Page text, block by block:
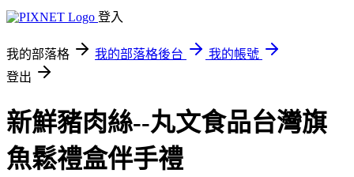
登入
我的部落格 我的部落格後台
我的帳號
登出
新鮮豬肉絲--丸文食品台灣旗
魚鬆禮盒伴手禮